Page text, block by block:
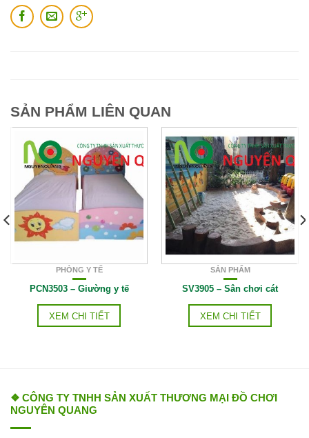
SẢN PHẨM LIÊN QUAN
PHÒNG Y TẾ
PCN3503 – Giường y tế
XEM CHI TIẾT
SẢN PHẨM
SV3905 – Sân chơi cát
XEM CHI TIẾT
❖ CÔNG TY TNHH SẢN XUẤT THƯƠNG MẠI ĐỒ CHƠI
NGUYÊN QUANG